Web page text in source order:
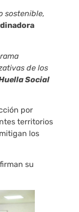
sostenible,
de los
Social
por
territorios
los
su